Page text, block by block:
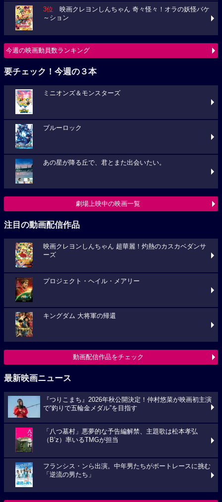
3位 映画クレヨンしんちゃん 奇々怪々！オラの妖怪バケ
～ション
今週の映画動員数ランキング
要チェック！今週の３本
ミニオンズ＆モンスターズ
ブルーロック
あの星が降る丘で、君とまた出会いたい。
劇場上映中の映画一覧
注目の動画配信作品
映画クレヨンしんちゃん 超華麗！灼熱のカスカベダンサ
ーズ
プロジェクト・ヘイル・メアリー
キングダム 大将軍の帰還
動画配信作品をチェック
最新映画ニュース
『つりこまち』2026年秋公開決定！仲村悠菜が映画初主演
で“釣りで五輪金メダル”を目指す
「八つ墓村」悪夢的な予告編解禁、主題歌は松本孝弘
（B’z）率いるTMGが担当
フランシス・ンら出演。中年男たちがボートレースに挑む
「逆流の男たち」